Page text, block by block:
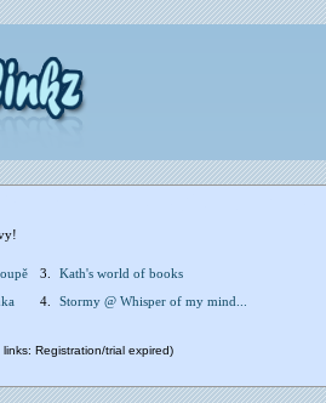
3.
Kath's world of books
4. Stormy @ Whisper of my mind...
Registration/trial expired)